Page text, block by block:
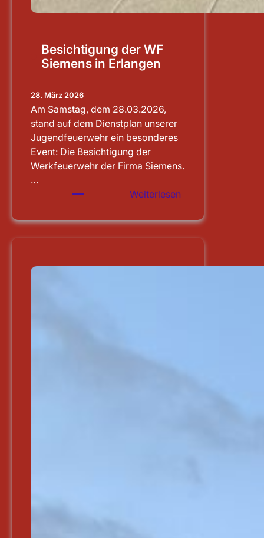
Besichtigung der WF
Siemens in Erlangen
28. März 2026
Am Samstag, dem 28.03.2026,
stand auf dem Dienstplan unserer
Jugendfeuerwehr ein besonderes
Event: Die Besichtigung der
Werkfeuerwehr der Firma Siemens.
…
Weiterlesen
der
in